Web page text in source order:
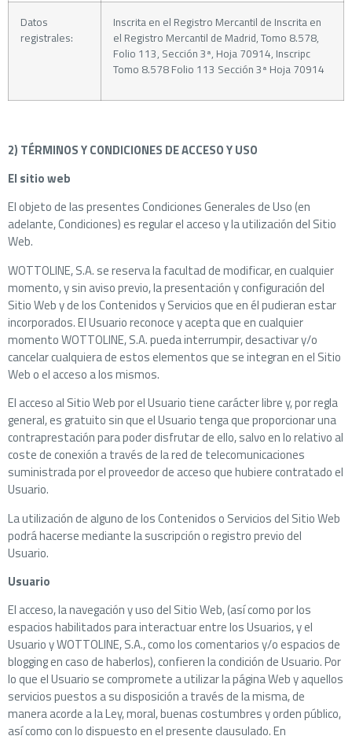
Datos
registrales:
Inscrita en el Registro Mercantil de Inscrita en
el Registro Mercantil de Madrid, Tomo 8.578,
Folio 113, Sección 3ª, Hoja 70914, Inscripc
Tomo 8.578 Folio 113 Sección 3ª Hoja 70914
2) TÉRMINOS Y CONDICIONES DE ACCESO Y USO
El sitio web
El objeto de las presentes Condiciones Generales de Uso (en
adelante, Condiciones) es regular el acceso y la utilización del Sitio
Web.
WOTTOLINE, S.A. se reserva la facultad de modificar, en cualquier
momento, y sin aviso previo, la presentación y configuración del
Sitio Web y de los Contenidos y Servicios que en él pudieran estar
incorporados. El Usuario reconoce y acepta que en cualquier
momento WOTTOLINE, S.A. pueda interrumpir, desactivar y/o
cancelar cualquiera de estos elementos que se integran en el Sitio
Web o el acceso a los mismos.
El acceso al Sitio Web por el Usuario tiene carácter libre y, por regla
general, es gratuito sin que el Usuario tenga que proporcionar una
contraprestación para poder disfrutar de ello, salvo en lo relativo al
coste de conexión a través de la red de telecomunicaciones
suministrada por el proveedor de acceso que hubiere contratado el
Usuario.
La utilización de alguno de los Contenidos o Servicios del Sitio Web
podrá hacerse mediante la suscripción o registro previo del
Usuario.
Usuario
El acceso, la navegación y uso del Sitio Web, (así como por los
espacios habilitados para interactuar entre los Usuarios, y el
Usuario y WOTTOLINE, S.A., como los comentarios y/o espacios de
blogging en caso de haberlos), confieren la condición de Usuario. Por
lo que el Usuario se compromete a utilizar la página Web y aquellos
servicios puestos a su disposición a través de la misma, de
manera acorde a la Ley, moral, buenas costumbres y orden público,
así como con lo dispuesto en el presente clausulado. En